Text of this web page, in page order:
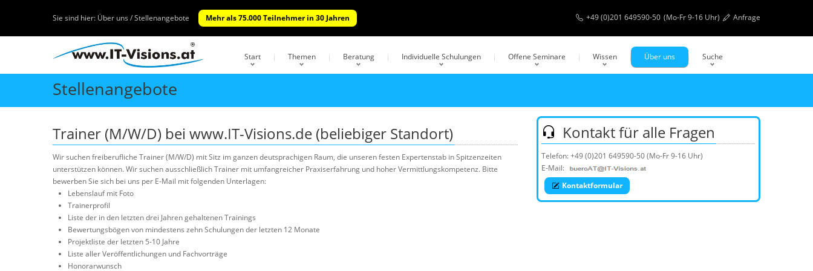
Sie sind hier: Über uns / Stellenangebote Mehr als 75.000 Teilnehmer in 30 Jahren +49 (0)201 649590-50 (Mo-Fr 9-16 Uhr) Anfrage
Start Themen Beratung Individuelle Schulungen Offene Seminare Wissen Über uns Suche
Stellenangebote
Trainer (M/W/D) bei www.IT-Visions.de (beliebiger Standort)
Wir suchen freiberufliche Trainer (M/W/D) mit Sitz im ganzen deutsprachigen Raum, die unseren festen Expertenstab in Spitzenzeiten
unterstützen können. Wir suchen ausschließlich Trainer mit umfangreicher Praxiserfahrung und hoher Vermittlungskompetenz. Bitte
bewerben Sie sich bei uns per E-Mail mit folgenden Unterlagen:
Lebenslauf mit Foto
Trainerprofil
Liste der in den letzten drei Jahren gehaltenen Trainings
Bewertungsbögen von mindestens zehn Schulungen der letzten 12 Monate
Projektliste der letzten 5-10 Jahre
Liste aller Veröffentlichungen und Fachvorträge
Honorarwunsch
Kontakt für alle Fragen
Telefon:+49 (0)201 649590-50(Mo-Fr 9-16 Uhr)
E-Mail:
Kontaktformular